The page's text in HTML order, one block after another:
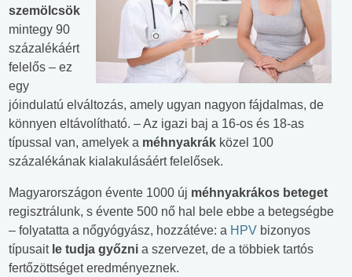
szemölcsök
mintegy 90
százalékáért
felelős – ez
egy
jóindulatú elváltozás, amely ugyan nagyon fájdalmas, de
könnyen eltávolítható. – Az igazi baj a 16-os és 18-as
típussal van, amelyek a méhnyakrák közel 100
százalékának kialakulásáért felelősek.
Magyarországon évente 1000 új méhnyakrákos beteget
regisztrálunk, s évente 500 nő hal bele ebbe a betegségbe
– folyatatta a nőgyógyász, hozzátéve: a HPV bizonyos
típusait le tudja győzni a szervezet, de a többiek tartós
fertőzöttséget eredményeznek.